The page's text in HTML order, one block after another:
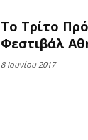
Το Τρίτο
Φεστιβάλ
8 Ιουνίου 2017